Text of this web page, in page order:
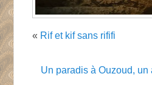
« Rif et kif sans rififi
Un paradis à Ouzoud, un